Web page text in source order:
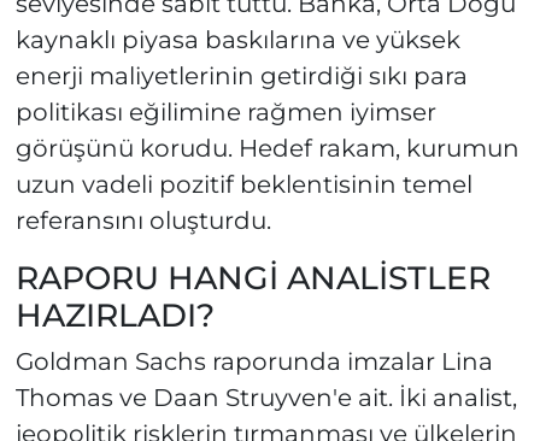
kaynaklı piyasa baskılarına ve yüksek
enerji maliyetlerinin getirdiği sıkı para
politikası eğilimine rağmen iyimser
görüşünü korudu. Hedef rakam, kurumun
uzun vadeli pozitif beklentisinin temel
referansını oluşturdu.
RAPORU HANGİ ANALİSTLER
HAZIRLADI?
Goldman Sachs raporunda imzalar Lina
Thomas ve Daan Struyven'e ait. İki analist,
jeopolitik risklerin tırmanması ve ülkelerin